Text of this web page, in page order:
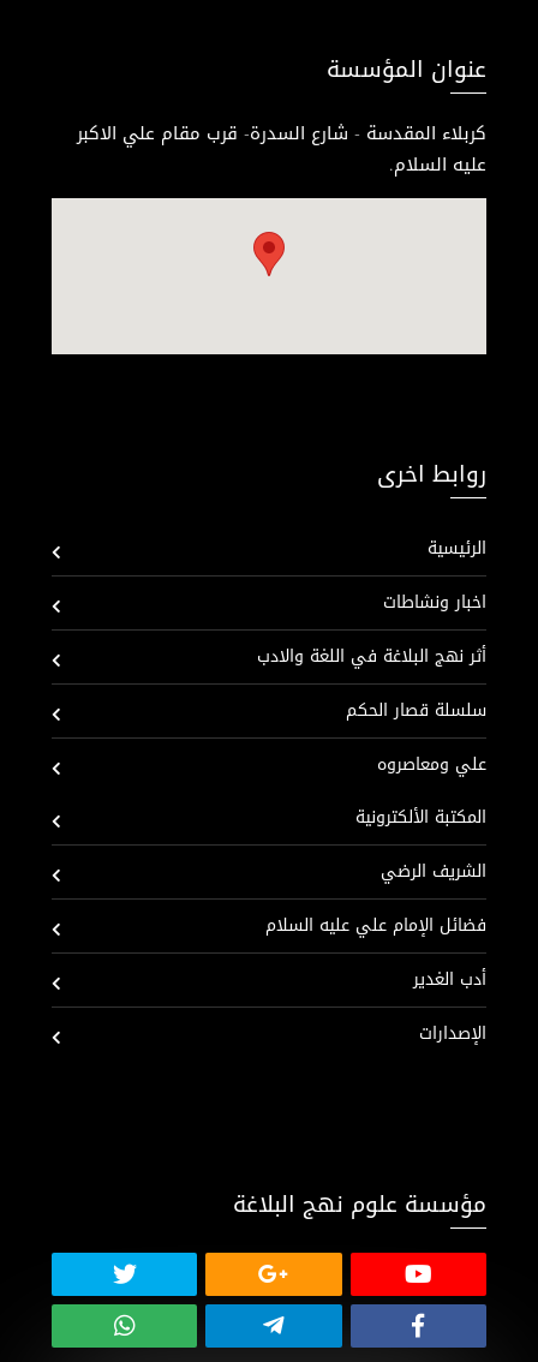
عنوان المؤسسة
كربلاء المقدسة - شارع السدرة- قرب مقام علي الاكبر
عليه السلام.
روابط اخرى
الرئيسية
اخبار ونشاطات
أثر نهج البلاغة في اللغة والادب
سلسلة قصار الحكم
علي ومعاصروه
المكتبة الألكترونية
الشريف الرضي
فضائل الإمام علي عليه السلام
أدب الغدير
الإصدارات
مؤسسة علوم نهج البلاغة